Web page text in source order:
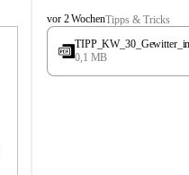
L
a
e
vor 2 WochenTipps & Tricks
0,1 MB